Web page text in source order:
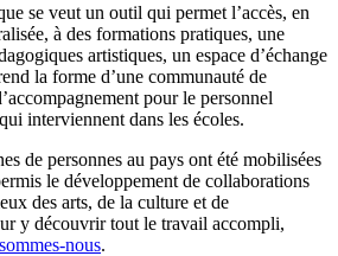
se veut un outil qui permet l’accès, en
à des formations pratiques, une
artistiques, un espace d’échange
la forme d’une communauté de
pour le personnel
interviennent dans les écoles.
de personnes au pays ont été mobilisées
le développement de collaborations
des arts, de la culture et de
y découvrir tout le travail accompli,
nous.